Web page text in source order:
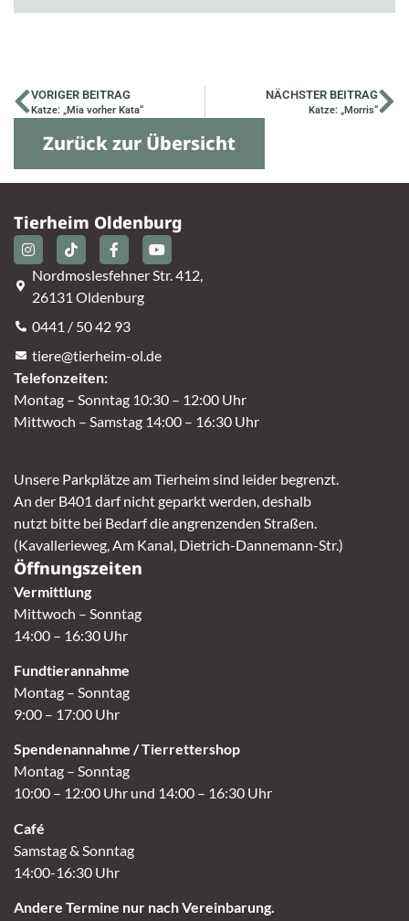
VORIGER BEITRAG
Katze: „Mia vorher Kata“
NÄCHSTER BEITRAG
Katze: „Morris“
Zurück zur Übersicht
Tierheim Oldenburg
Nordmoslesfehner Str. 412,
26131 Oldenburg
0441 / 50 42 93
tiere@tierheim-ol.de
Telefonzeiten:
Montag – Sonntag 10:30 – 12:00 Uhr
Mittwoch – Samstag 14:00 – 16:30 Uhr
Unsere Parkplätze am Tierheim sind leider begrenzt.
An der B401 darf nicht geparkt werden, deshalb
nutzt bitte bei Bedarf die angrenzenden Straßen.
(Kavallerieweg, Am Kanal, Dietrich-Dannemann-Str.)
Öffnungszeiten
Vermittlung
Mittwoch – Sonntag
14:00 – 16:30 Uhr
Fundtierannahme
Montag – Sonntag
9:00 – 17:00 Uhr
Spendenannahme / Tierrettershop
Montag – Sonntag
10:00 – 12:00 Uhr und 14:00 – 16:30 Uhr
Café
Samstag & Sonntag
14:00-16:30 Uhr
Andere Termine nur nach Vereinbarung.